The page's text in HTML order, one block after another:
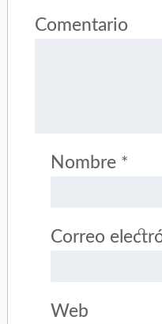
Comentario
Nombre *
Correo
Web